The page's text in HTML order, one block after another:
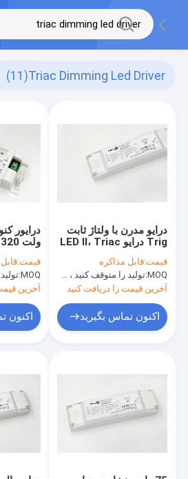
Triac Dimming Led Driver
(11)
دیمر
قیمت:
MOQ: تولید
آخرین
اکنون
درایو مدرن با ولتاژ ثابت
Trig درایو LED II، Triac
LED
قیمت:قابل مذاکره
MOQ: تولید را متوقف کنید ، موجود نیست
آخرین قیمت را دریافت کنید
اکنون تماس بگیرید